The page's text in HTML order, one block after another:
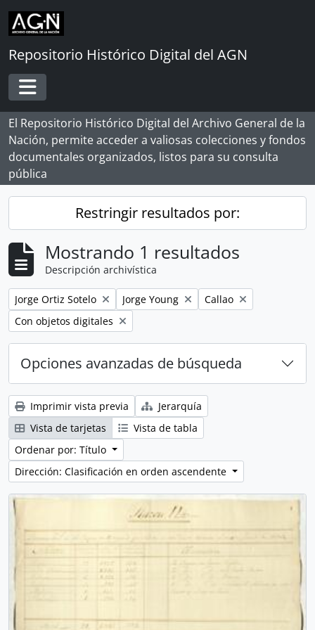
Skip to main content
Repositorio Histórico Digital del AGN
Toggle navigation
El Repositorio Histórico Digital del Archivo General de la
Nación, permite acceder a valiosas colecciones y fondos
documentales organizados, listos para su consulta
pública
Restringir resultados por:
Mostrando 1 resultados
Descripción archivística
Remove filter:
Jorge Ortiz Sotelo Remove filter:
Jorge Young Remove filter:
Callao
Remove filter:
Con objetos digitales
Opciones avanzadas de búsqueda
Imprimir vista previa
Jerarquía
Vista de tarjetas
Vista de tabla
Ordenar por: Título
Dirección: Clasificación en orden ascendente